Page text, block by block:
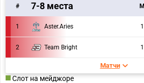
# 7-8 места M
1 Aster.Aries 1
2 Team Bright 1
Матчи
Слот на мейджоре